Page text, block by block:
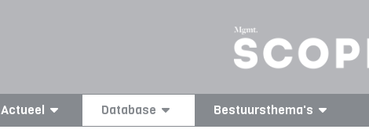
Actueel Database Bestuursthema's